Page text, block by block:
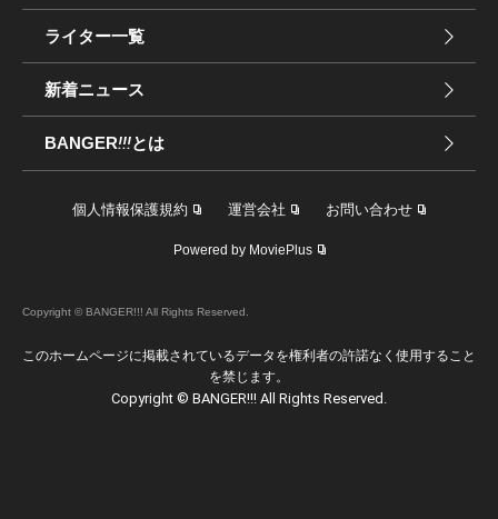
ライター一覧
新着ニュース
BANGER!!!とは
個人情報保護規約 運営会社 お問い合わせ
Powered by MoviePlus
Copyright © BANGER!!! All Rights Reserved.
このホームページに掲載されているデータを権利者の許諾なく使用すること
を禁じます。
Copyright © BANGER!!! All Rights Reserved.